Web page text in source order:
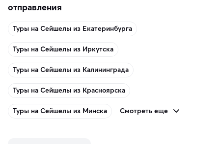
отправления
Туры на Сейшелы из Екатеринбурга
Туры на Сейшелы из Иркутска
Туры на Сейшелы из Калининграда
Туры на Сейшелы из Красноярска
Туры на Сейшелы из Минска Смотреть еще